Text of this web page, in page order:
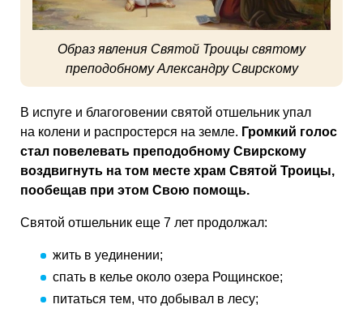
Образ явления Святой Троицы святому
преподобному Александру Свирскому
В испуге и благоговении святой отшельник упал
на колени и распростерся на земле. Громкий голос
стал повелевать преподобному Свирскому
воздвигнуть на том месте храм Святой Троицы,
пообещав при этом Свою помощь.
Святой отшельник еще 7 лет продолжал:
жить в уединении;
спать в келье около озера Рощинское;
питаться тем, что добывал в лесу;